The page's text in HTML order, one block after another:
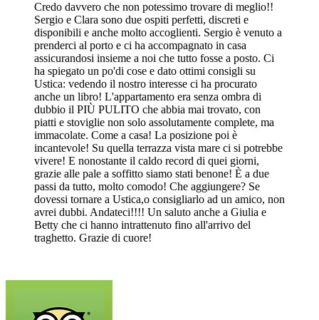
Credo davvero che non potessimo trovare di meglio!!
Sergio e Clara sono due ospiti perfetti, discreti e
disponibili e anche molto accoglienti. Sergio è venuto a
prenderci al porto e ci ha accompagnato in casa
assicurandosi insieme a noi che tutto fosse a posto. Ci
ha spiegato un po'di cose e dato ottimi consigli su
Ustica: vedendo il nostro interesse ci ha procurato
anche un libro! L'appartamento era senza ombra di
dubbio il PIÙ PULITO che abbia mai trovato, con
piatti e stoviglie non solo assolutamente complete, ma
immacolate. Come a casa! La posizione poi è
incantevole! Su quella terrazza vista mare ci si potrebbe
vivere! E nonostante il caldo record di quei giorni,
grazie alle pale a soffitto siamo stati benone! È a due
passi da tutto, molto comodo! Che aggiungere? Se
dovessi tornare a Ustica,o consigliarlo ad un amico, non
avrei dubbi. Andateci!!!! Un saluto anche a Giulia e
Betty che ci hanno intrattenuto fino all'arrivo del
traghetto. Grazie di cuore!